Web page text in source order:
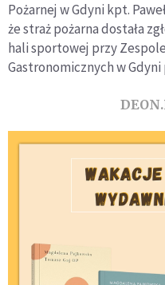
Pożarnej w Gdyni kpt.
że straż pożarna dostała
hali sportowej przy
Gastronomicznych w Gdyni